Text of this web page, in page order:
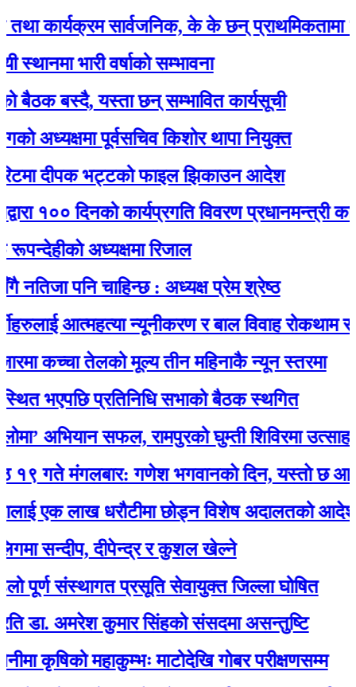
सार्वजनिक, के के छन् प्राथमिकतामा ?
भारी वर्षाको सम्भावना
बस्दै, यस्ता छन् सम्भावित कार्यसूची
पूर्वसचिव किशोर थापा नियुक्त
दीपक भट्टको फाइल झिकाउन आदेश
१०० दिनको कार्यप्रगति विवरण प्रधानमन्त्री
अध्यक्षमा रिजाल
पनि चाहिन्छ : अध्यक्ष प्रेम श्रेष्ठ
आत्महत्या न्यूनीकरण र बाल विवाह रोकथाम
कच्चा तेलको मूल्य तीन महिनाकै न्यून स्तरमा
प्रतिनिधि सभाको बैठक स्थगित
सफल, रामपुरको घुम्ती शिविरमा उत्साहजनक
गणेश भगवानकाे दिन, यस्ताे छ आजको
एक लाख धरौटीमा छोड्न विशेष अदालतको आदेश
सन्दीप, दीपेन्द्र र कुशल खेल्ने
संस्थागत प्रसूति सेवायुक्त जिल्ला घोषित
अमरेश कुमार सिंहको संसदमा असन्तुष्टि
महाकुम्भः माटोदेखि गोबर परीक्षणसम्म